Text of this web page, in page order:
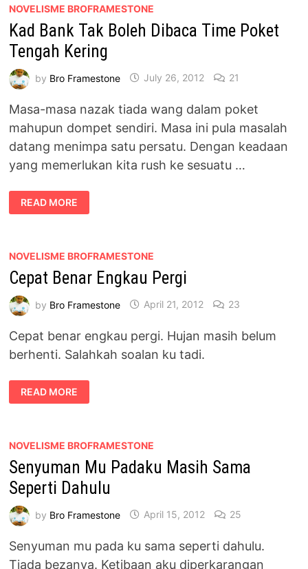
NOVELISME BROFRAMESTONE
Kad Bank Tak Boleh Dibaca Time Poket
Tengah Kering
by Bro Framestone July 26, 2012 21
Masa-masa nazak tiada wang dalam poket
mahupun dompet sendiri. Masa ini pula masalah
datang menimpa satu persatu. Dengan keadaan
yang memerlukan kita rush ke sesuatu …
KAD
BANK
TAK
POKET
KERING
READ MORE
NOVELISME BROFRAMESTONE
Cepat Benar Engkau Pergi
by Bro Framestone April 21, 2012 23
Cepat benar engkau pergi. Hujan masih belum
berhenti. Salahkah soalan ku tadi.
CEPAT
BENAR
ENGKAU
READ MORE
NOVELISME BROFRAMESTONE
Senyuman Mu Padaku Masih Sama
Seperti Dahulu
by Bro Framestone April 15, 2012 25
Senyuman mu pada ku sama seperti dahulu.
Tiada bezanya. Ketibaan aku diperkarangan